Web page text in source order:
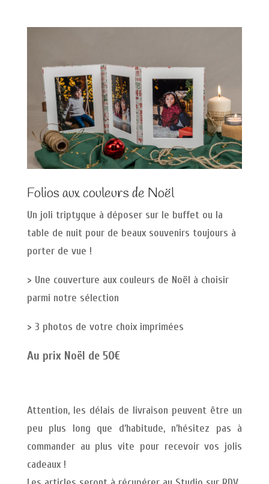
Folios aux couleurs de Noël
Un joli triptyque à déposer sur le buffet ou la
table de nuit pour de beaux souvenirs toujours à
porter de vue !
> Une couverture aux couleurs de Noël à choisir
parmi notre sélection
> 3 photos de votre choix imprimées
Au prix Noël de 50€
Attention, les délais de livraison peuvent être un
peu plus long que d’habitude, n’hésitez pas à
commander au plus vite pour recevoir vos jolis
cadeaux !